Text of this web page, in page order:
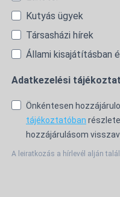
Kutyás ügyek
Társasházi hírek
Állami kisajátításban
Adatkezelési
Önkéntesen
tájékoztatóban
hozzájárulásom
A leiratkozás a hírlevél alján